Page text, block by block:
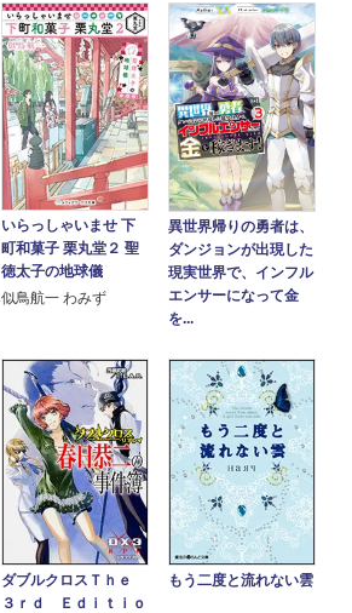
いらっしゃいませ 下
町和菓子 栗丸堂２ 聖
徳太子の地球儀
似鳥航一 わみず
異世界帰りの勇者は、
ダンジョンが出現した
現実世界で、インフル
エンサーになって金
を...
ダブルクロスＴｈｅ
３ｒｄ Ｅｄｉｔｉｏ
もう二度と流れない雲